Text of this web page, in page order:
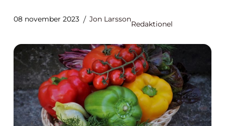
08 november 2023 Jon Larsson
Redaktionel